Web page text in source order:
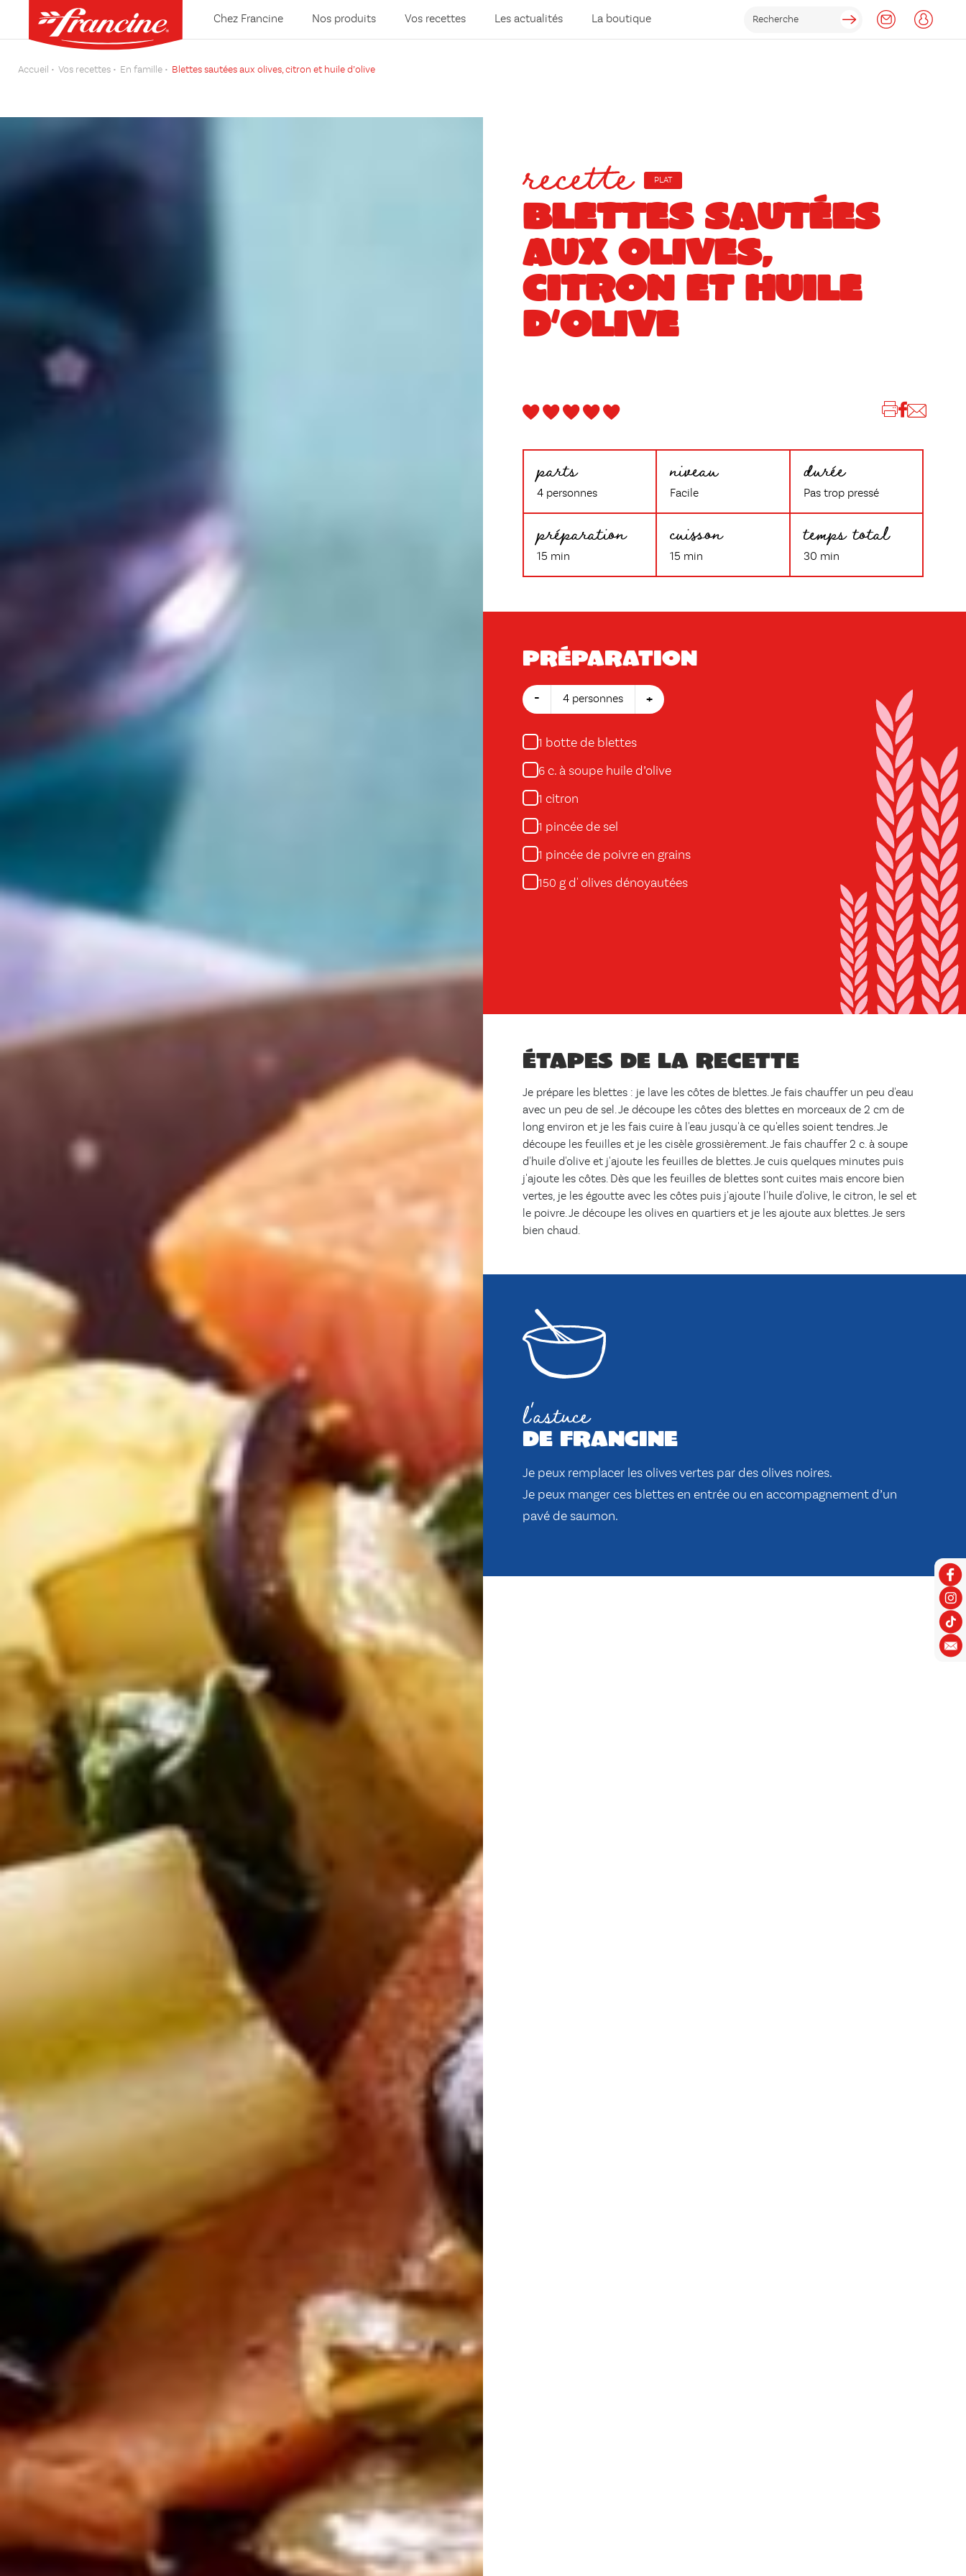
Chez Francine Nos produits Vos recettes Les actualités La boutique
Accueil Vos recettes En famille Blettes sautées aux olives, citron et huile d’olive
recette PLAT
BLETTES SAUTÉES
AUX OLIVES,
CITRON ET HUILE
D’OLIVE
parts
4 personnes
niveau
Facile
durée
Pas trop pressé
préparation
15 min
cuisson
15 min
temps total
30 min
Préparation
- 4 personnes +
1 botte de blettes
6 c. à soupe huile d’olive
1 citron
1 pincée de sel
1 pincée de poivre en grains
150 g d' olives dénoyautées
Étapes de la recette
Je prépare les blettes : je lave les côtes de blettes. Je fais chauffer un peu d'eau
avec un peu de sel. Je découpe les côtes des blettes en morceaux de 2 cm de
long environ et je les fais cuire à l'eau jusqu'à ce qu'elles soient tendres. Je
découpe les feuilles et je les cisèle grossièrement. Je fais chauffer 2 c. à soupe
d'huile d'olive et j'ajoute les feuilles de blettes. Je cuis quelques minutes puis
j'ajoute les côtes. Dès que les feuilles de blettes sont cuites mais encore bien
vertes, je les égoutte avec les côtes puis j'ajoute l'huile d'olive, le citron, le sel et
le poivre. Je découpe les olives en quartiers et je les ajoute aux blettes. Je sers
bien chaud.
l'astuce
de francine
Je peux remplacer les olives vertes par des olives noires.
Je peux manger ces blettes en entrée ou en accompagnement d’un
pavé de saumon.